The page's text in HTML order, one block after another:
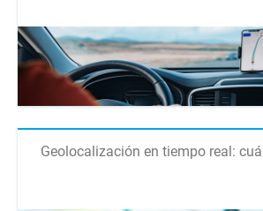
Geolocalización en tiempo real: